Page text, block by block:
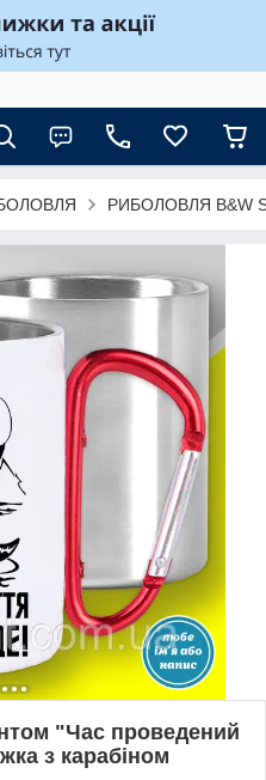
РИБОЛОВЛЯ B&W
"Час проведений
з карабіном